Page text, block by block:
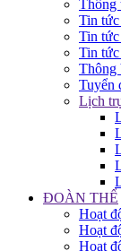
Thông
Tin tức
Tin
Tin
Thông
Tuyển
Lịch
ĐOÀN THỂ
Hoạt
Hoạt
Hoạt